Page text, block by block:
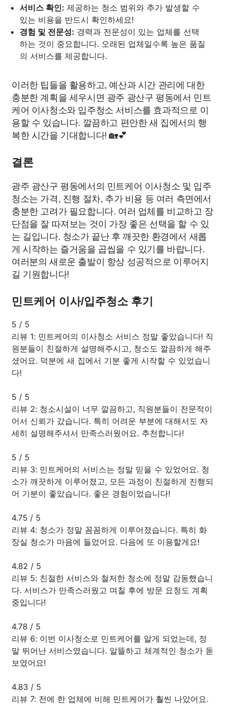
서비스 확인: 제공하는 청소 범위와 추가 발생할 수
있는 비용을 반드시 확인하세요!
경험 및 전문성: 경력과 전문성이 있는 업체를 선택
하는 것이 중요합니다. 오래된 업체일수록 높은 품질
의 서비스를 제공합니다.
이러한 팁들을 활용하고, 예산과 시간 관리에 대한
충분한 계획을 세우시면 광주 광산구 평동에서 민트
케어 이사청소와 입주청소 서비스를 효과적으로 이
용할 수 있습니다. 깔끔하고 편안한 새 집에서의 행
복한 시간을 기대합니다! 🏡💕
결론
광주 광산구 평동에서의 민트케어 이사청소 및 입주
청소는 가격, 진행 절차, 추가 비용 등 여러 측면에서
충분한 고려가 필요합니다. 여러 업체를 비교하고 장
단점을 잘 따져보는 것이 가장 좋은 선택을 할 수 있
는 길입니다. 청소가 끝난 후 깨끗한 환경에서 새롭
게 시작하는 즐거움을 곱씹을 수 있기를 바랍니다.
여러분의 새로운 출발이 항상 성공적으로 이루어지
길 기원합니다!
민트케어 이사/입주청소 후기
5 / 5
리뷰 1: 민트케어의 이사청소 서비스 정말 좋았습니다! 직
원분들이 친절하게 설명해주시고, 청소도 깔끔하게 해주
셨어요. 덕분에 새 집에서 기분 좋게 시작할 수 있었습니
다!
5 / 5
리뷰 2: 청소시설이 너무 깔끔하고, 직원분들이 전문적이
어서 신뢰가 갔습니다. 특히 어려운 부분에 대해서도 자
세히 설명해주셔서 만족스러웠어요. 추천합니다!
5 / 5
리뷰 3: 민트케어의 서비스는 정말 믿을 수 있었어요. 청
소가 깨끗하게 이루어졌고, 모든 과정이 친절하게 진행되
어 기분이 좋았습니다. 좋은 경험이었습니다!
4.75 / 5
리뷰 4: 청소가 정말 꼼꼼하게 이루어졌습니다. 특히 화
장실 청소가 마음에 들었어요. 다음에 또 이용할게요!
4.82 / 5
리뷰 5: 친절한 서비스와 철저한 청소에 정말 감동했습니
다. 서비스가 만족스러웠고 며칠 후에 방문 요청도 계획
중입니다!
4.78 / 5
리뷰 6: 이번 이사청소로 민트케어를 알게 되었는데, 정
말 뛰어난 서비스였습니다. 알뜰하고 체계적인 청소가 돋
보였어요!
4.83 / 5
리뷰 7: 전에 한 업체에 비해 민트케어가 훨씬 나았어요.